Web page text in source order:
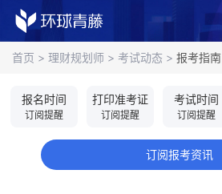
首页 > 理财规划师 > 考试动态 > 报考指南
报名时间
订阅提醒
打印准考证
订阅提醒
考试时间
订阅提醒
订阅报考资讯